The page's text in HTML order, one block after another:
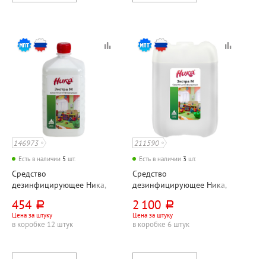
146973
Есть в наличии 5 шт.
Средство
дезинфицирующее Ника,
бутылка, концентрат
454 руб.
Цена за штуку
в коробке 12 штук
211590
Есть в наличии 3 шт.
Средство
дезинфицирующее Ника,
концентрат
2 100 руб.
Цена за штуку
в коробке 6 штук